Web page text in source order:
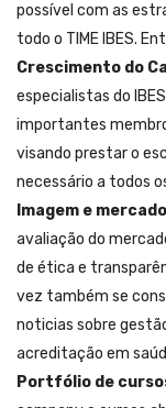
possível com as
todo o TIME IBES.
Crescimento do
especialistas do
importantes
visando prestar o
necessário a todos
Imagem e
avaliação do
de ética e
vez também se
noticias sobre
acreditação em
Portfólio de